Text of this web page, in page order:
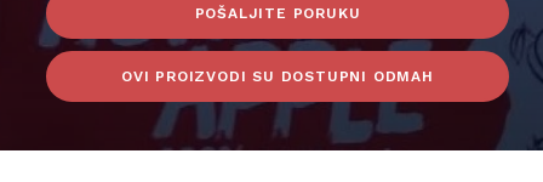
POŠALJITE PORUKU
OVI PROIZVODI SU DOSTUPNI ODMAH